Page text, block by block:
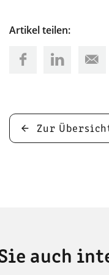
Artikel teilen:
Zur
auch